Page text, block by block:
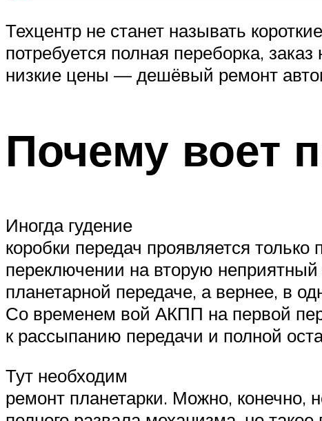
Техцентр не станет называть
потребуется полная переборка,
низкие цены — дешёвый ремонт
Почему воет
Иногда гудение
коробки передач проявляется
переключении на вторую
планетарной передаче, а вернее, в
Со временем вой АКПП на первой
к рассыпанию передачи и полной
Тут необходим
ремонт планетарки. Можно, конечно,